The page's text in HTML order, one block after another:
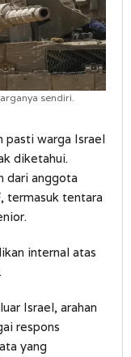
sendiri.
pasti warga Israel
diketahui.
dari anggota
termasuk tentara
internal atas
Israel, arahan
respons
yang